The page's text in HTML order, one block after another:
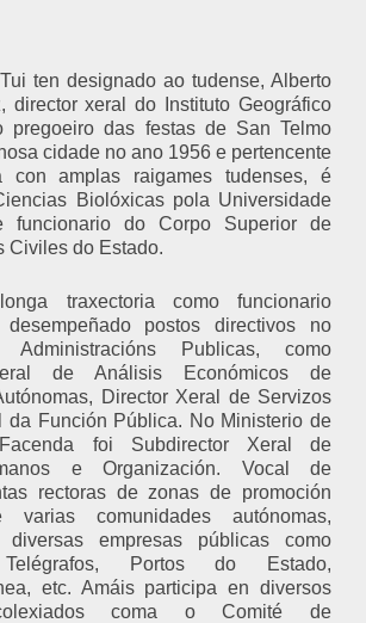
ten designado ao tudense, Alberto
director xeral do Instituto Geográfico
pregoeiro das festas de San Telmo
cidade no ano 1956 e pertencente
con amplas raigames tudenses, é
Biolóxicas pola Universidade
funcionario do Corpo Superior de
Civiles do Estado.
traxectoria como funcionario
postos directivos no
Publicas, como
de Análisis Económicos de
Director Xeral de Servizos
da Función Pública. No Ministerio de
foi Subdirector Xeral de
e Organización. Vocal de
rectoras de zonas de promoción
varias comunidades autónomas,
empresas públicas como
Portos do Estado,
etc. Amáis participa en diversos
coma o Comité de